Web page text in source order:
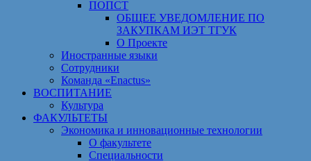
ПОПСТ
ОБЩЕЕ УВЕДОМЛЕНИЕ ПО
ЗАКУПКАМ ИЭТ ТГУК
О Проекте
Иностранные языки
Сотрудники
Команда «Enactus»
ВОСПИТАНИЕ
Культура
ФАКУЛЬТЕТЫ
Экономика и инновационные технологии
О факультете
Специальности